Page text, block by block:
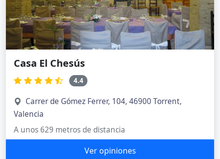
Casa El Chesús
4.4
Carrer de Gómez Ferrer, 104, 46900 Torrent,
Valencia
A unos 629 metros de distancia
Ver opiniones